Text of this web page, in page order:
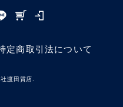
定商取引法について
渡田質店.